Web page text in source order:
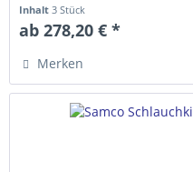
Inhalt3 Stück
ab 278,20 € *
Merken